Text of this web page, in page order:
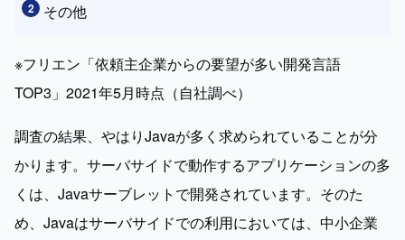
その他
※フリエン「依頼主企業からの要望が多い開発言語
TOP3」2021年5月時点（自社調べ）
調査の結果、やはりJavaが多く求められていることが分
かります。サーバサイドで動作するアプリケーションの多
くは、Javaサーブレットで開発されています。そのた
め、Javaはサーバサイドでの利用においては、中小企業